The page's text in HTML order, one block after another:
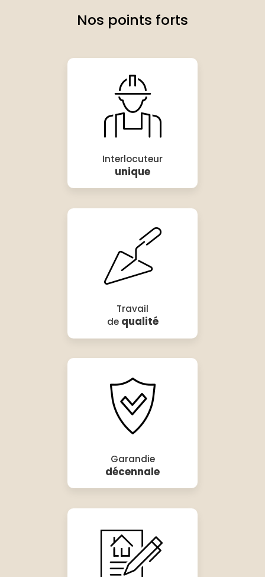
Nos points forts
Interlocuteur
unique
Travail
de qualité
Garandie
décennale